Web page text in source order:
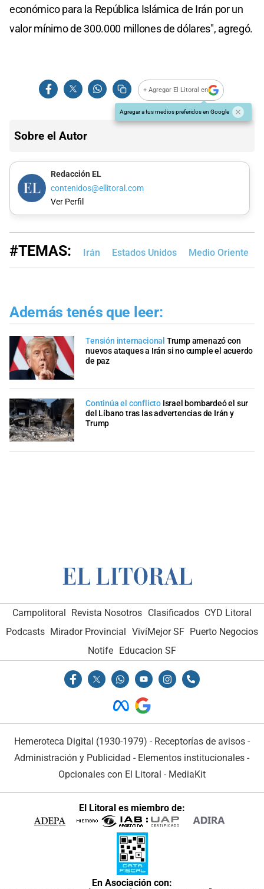
económico para la República Islámica de Irán por un
valor mínimo de 300.000 millones de dólares", agregó.
+ Agregar El Litoral en
Agregar a tus medios preferidos en Google
Sobre el Autor
Redacción EL
contenidos@ellitoral.com
Ver Perfil
#TEMAS: Irán Estados Unidos Medio Oriente
Además tenés que leer:
Tensión internacional Trump amenazó con
nuevos ataques a Irán si no cumple el acuerdo
de paz
Continúa el conflicto Israel bombardeó el sur
del Líbano tras las advertencias de Irán y
Trump
Campolitoral Revista Nosotros Clasificados CYD Litoral
Podcasts Mirador Provincial VivíMejor SF Puerto Negocios
Notife Educacion SF
Hemeroteca Digital (1930-1979) - Receptorías de avisos -
Administración y Publicidad - Elementos institucionales -
Opcionales con El Litoral - MediaKit
El Litoral es miembro de:
En Asociación con: